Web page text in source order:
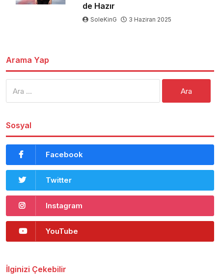
de Hazır
SoleKinG 3 Haziran 2025
Arama Yap
Sosyal
Facebook
Twitter
Instagram
YouTube
İlginizi Çekebilir